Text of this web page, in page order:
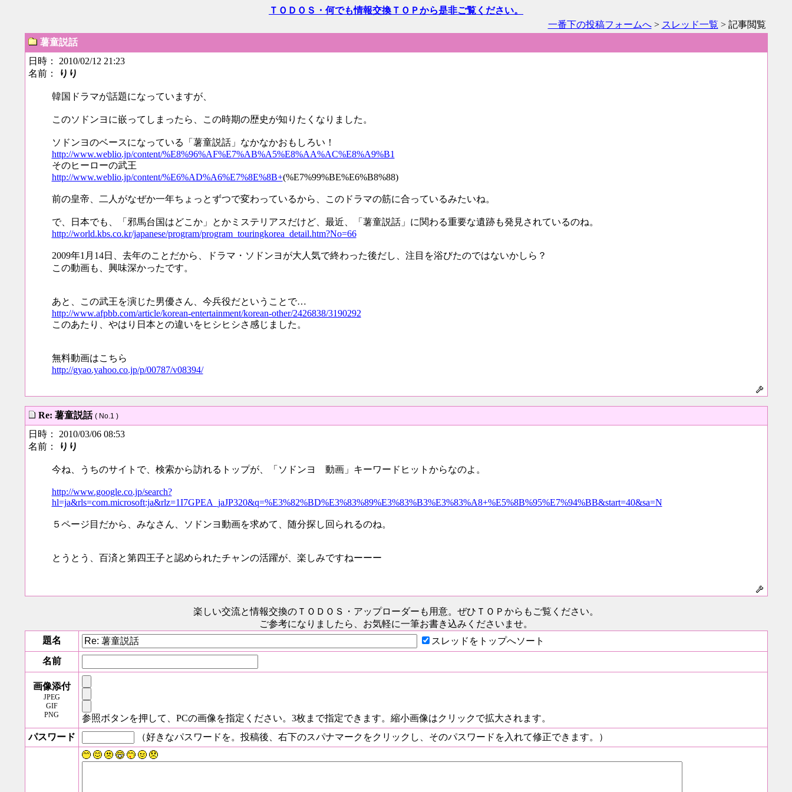
ＴＯＤＯＳ・何でも情報交換ＴＯＰから是非ご覧ください。
一番下の投稿フォームへ> スレッド一覧 > 記事閲覧
薯童説話
日時： 2010/02/12 21:23
名前：
りり
韓国ドラマが話題になっていますが、
このソドンヨに嵌ってしまったら、この時期の歴史が知りたくなりました。
ソドンヨのベースになっている「薯童説話」なかなかおもしろい！
http://www.weblio.jp/content/%E8%96%AF%E7%AB%A5%E8%AA%AC%E8%A9%B1
そのヒーローの武王
http://www.weblio.jp/content/%E6%AD%A6%E7%8E%8B+(%E7%99%BE%E6%B8%88)
前の皇帝、二人がなぜか一年ちょっとずつで変わっているから、このドラマの筋に合っているみたいね。
で、日本でも、「邪馬台国はどこか」とかミステリアスだけど、最近、「薯童説話」に関わる重要な遺跡も発見されているのね。
http://world.kbs.co.kr/japanese/program/program_touringkorea_detail.htm?No=66
2009年1月14日、去年のことだから、ドラマ・ソドンヨが大人気で終わった後だし、注目を浴びたのではないかしら？
この動画も、興味深かったです。
あと、この武王を演じた男優さん、今兵役だということで…
http://www.afpbb.com/article/korean-entertainment/korean-other/2426838/3190292
このあたり、やはり日本との違いをヒシヒシさ感じました。
無料動画はこちら
http://gyao.yahoo.co.jp/p/00787/v08394/
Re: 薯童説話 ( No.1 )
日時： 2010/03/06 08:53
名前：
りり
今ね、うちのサイトで、検索から訪れるトップが、「ソドンヨ 動画」キーワードヒットからなのよ。
http://www.google.co.jp/search?
hl=ja&rls=com.microsoft:ja&rlz=1I7GPEA_jaJP320&q=%E3%82%BD%E3%83%89%E3%83%B3%E3%83%A8+%E5%8B%95%E7%94%BB&start=40&sa=N
５ページ目だから、みなさん、ソドンヨ動画を求めて、随分探し回られるのね。
とうとう、百済と第四王子と認められたチャンの活躍が、楽しみですねーーー
楽しい交流と情報交換のＴＯＤＯＳ ・アップローダーも用意。ぜひＴＯＰからもご覧ください。
ご参考になりましたら、お気軽に一筆お書き込みくださいませ。
題名
スレッドをトップへソート
名前
画像添付
JPEG
GIF
PNG
参照ボタンを押して、PCの画像を指定ください。3枚まで指定できます。縮小画像はクリックで拡大されます。
パスワード
（好きなパスワードを。投稿後、右下のスパナマークをクリックし、そのパスワードを入れて修正できます。）